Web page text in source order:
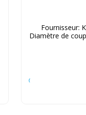
Fournisseur:
Diamètre de